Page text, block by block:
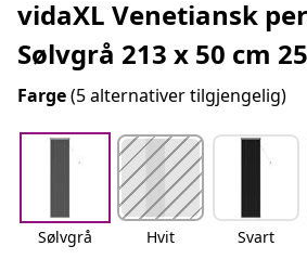
vidaXL Venetiansk
Sølvgrå 213 x 50 cm
Farge(5 alternativer tilgjengelig)
Sølvgrå Hvit Svart